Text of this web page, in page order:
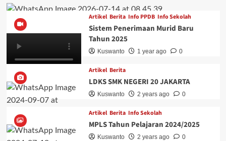
Artikel Berita Info PPDB Info Sekolah
Sistem Penerimaan Murid Baru
Tahun 2025
Kuswanto 1 year ago 0
Artikel Berita
LDKS SMK NEGERI 20 JAKARTA
Kuswanto 2 years ago 0
Artikel Berita Info Sekolah
MPLS Tahun Pelajaran 2024/2025
Kuswanto 2 years ago 0